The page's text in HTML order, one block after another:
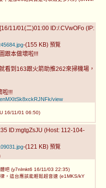
[16/11/01(二)01:00 ID:/.CVwOFo (IP:
-(155 KB) 預覽
跟本做壞啦!!!
看到163跟火箭助推262來掃機場，
啦!!!
view
16/11/01 06:50)
ID:mgtgZsJU (Host: 112-104-
-(121 KB) 預覽
吧 (y7nlmkt6 16/11/03 22:35)
，這台應該能輕鬆超音速 (e1MKS/kY